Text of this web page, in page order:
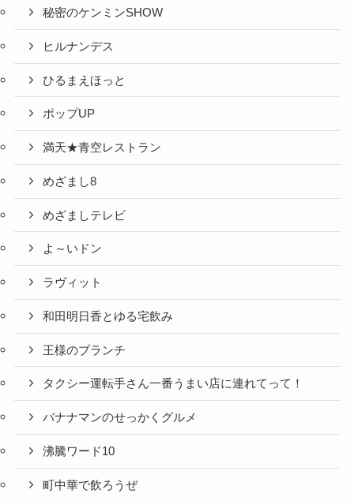
秘密のケンミンSHOW
ヒルナンデス
ひるまえほっと
ポップUP
満天★青空レストラン
めざまし8
めざましテレビ
よ～いドン
ラヴィット
和田明日香とゆる宅飲み
王様のブランチ
タクシー運転手さん一番うまい店に連れてって！
バナナマンのせっかくグルメ
沸騰ワード10
町中華で飲ろうぜ